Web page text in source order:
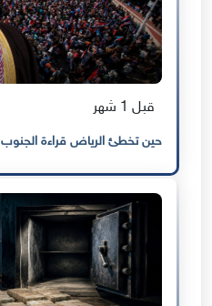
قبل 1 شهر
حين تخطئ الرياض قراءة الجنوب